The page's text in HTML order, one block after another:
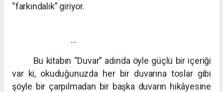
“farkındalık” giriyor.
…
Bu kitabın “Duvar” adında öyle güçlü bir içeriği
var ki, okuduğunuzda her bir duvarına toslar gibi
şöyle bir çarpılmadan bir başka duvarın hikâyesine